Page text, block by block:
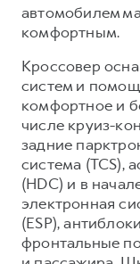
автомобилем
комфортным.
Кроссовер
систем и
комфортное и
числе круиз-
задние
система (TCS),
(HDC) и в
электронная
(ESP),
фронтальные